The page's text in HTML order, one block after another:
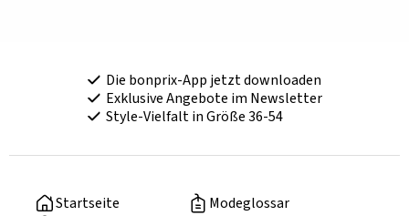
Die bonprix-App jetzt downloaden
Exklusive Angebote im Newsletter
Style-Vielfalt in Größe 36-54
Startseite
Modeglossar